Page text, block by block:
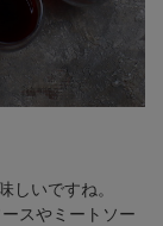
しいですね。
スやミートソー